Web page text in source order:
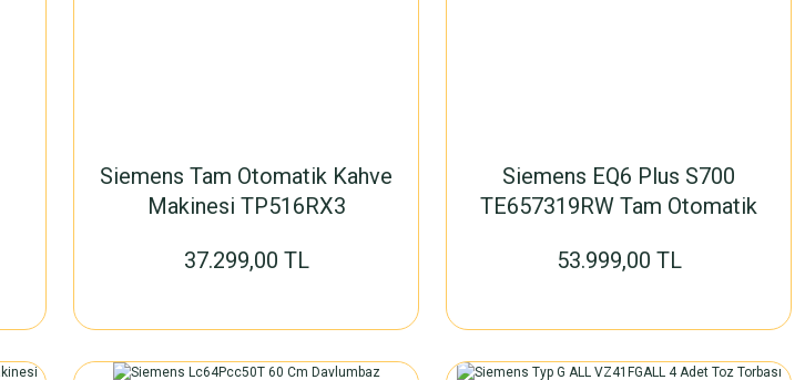
Siemens Tam Otomatik Kahve
Makinesi TP516RX3
37.299,00 TL
Siemens EQ6 Plus S700
TE657319RW Tam Otomatik
53.999,00 TL